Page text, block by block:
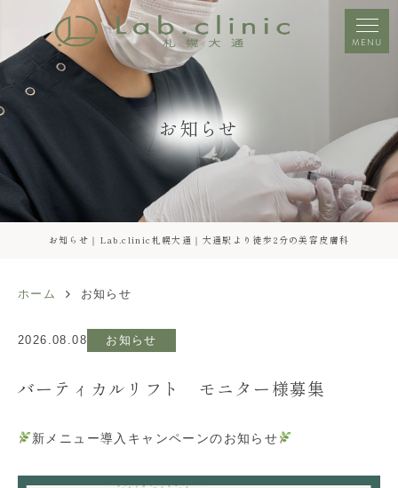
MENU
お知らせ
お知らせ｜Lab.clinic札幌大通｜大通駅より徒歩2分の美容皮膚科
ホーム お知らせ
2026.08.08 お知らせ
バーティカルリフト モニター様募集
新メニュー導入キャンペーンのお知らせ